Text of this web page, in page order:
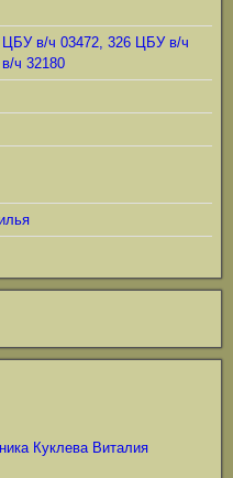
ЦБУ в/ч 03472, 326 ЦБУ в/ч
ч 32180
Куклева Виталия